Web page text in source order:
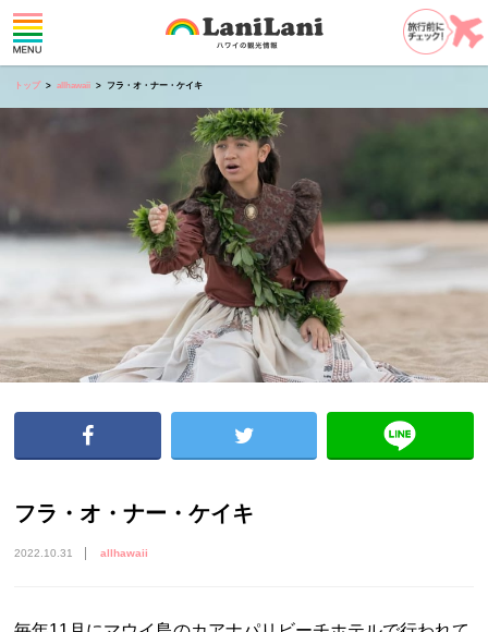
トップ allhawaii フラ・オ・ナー・ケイキ
フラ・オ・ナー・ケイキ
2022.10.31 allhawaii